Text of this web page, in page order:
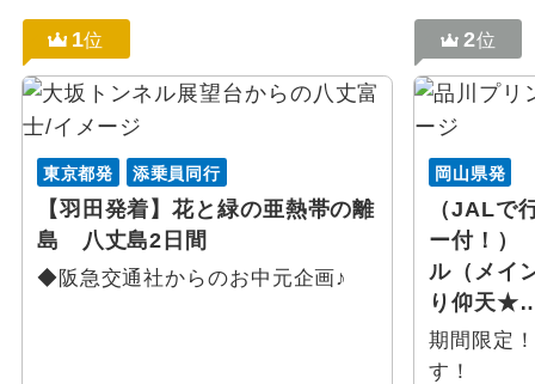
1位
東京都発 添乗員同行
【羽田発着】花と緑の亜熱帯の離
島 八丈島2日間
◆阪急交通社からのお中元企画♪
2位
岡山県発
（JALで
ー付！）
ル（メイ
り仰天
期間限定
す！